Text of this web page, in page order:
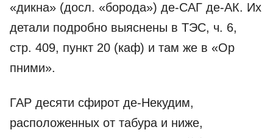
«дикна» (досл. «борода») де-­САГ де-­АК. Их
детали подробно выяснены в ТЭС, ч. 6,
стр. 409, пункт 20 (каф) и там же в «Ор
пними».
ГАР десяти сфирот де-­Некудим,
расположенных от табура и ниже,